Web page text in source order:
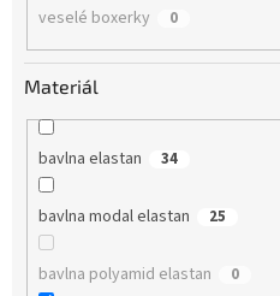
veselé boxerky 0
Materiál
bavlna elastan 34
bavlna modal elastan 25
bavlna polyamid elastan 0